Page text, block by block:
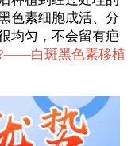
色素细胞成活、分
均匀，不会留有疤
?——白斑黑色素移植